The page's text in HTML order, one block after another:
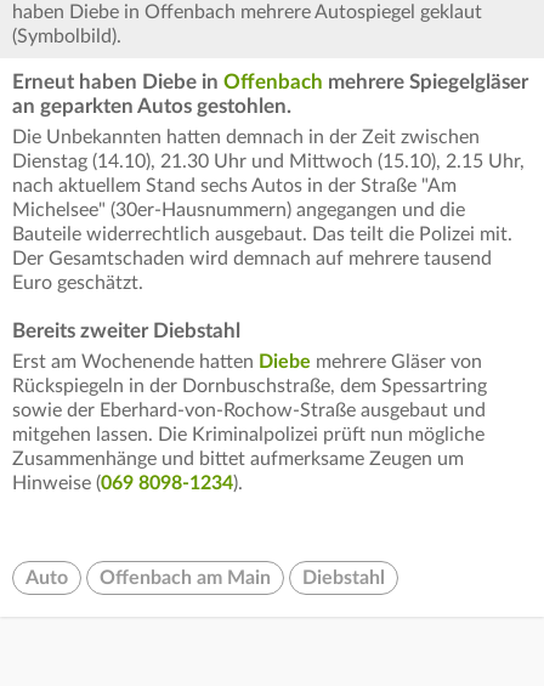
haben Diebe in Offenbach mehrere Autospiegel geklaut
(Symbolbild).
Erneut haben Diebe in Offenbach mehrere Spiegelgläser
an geparkten Autos gestohlen.
Die Unbekannten hatten demnach in der Zeit zwischen
Dienstag (14.10), 21.30 Uhr und Mittwoch (15.10), 2.15 Uhr,
nach aktuellem Stand sechs Autos in der Straße "Am
Michelsee" (30er-Hausnummern) angegangen und die
Bauteile widerrechtlich ausgebaut. Das teilt die Polizei mit.
Der Gesamtschaden wird demnach auf mehrere tausend
Euro geschätzt.
Bereits zweiter Diebstahl
Erst am Wochenende hatten Diebe mehrere Gläser von
Rückspiegeln in der Dornbuschstraße, dem Spessartring
sowie der Eberhard-von-Rochow-Straße ausgebaut und
mitgehen lassen. Die Kriminalpolizei prüft nun mögliche
Zusammenhänge und bittet aufmerksame Zeugen um
Hinweise (069 8098-1234).
Auto Offenbach am Main Diebstahl